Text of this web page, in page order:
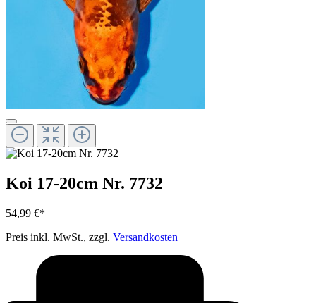
Koi 17-20cm Nr. 7732
54,99 €*
Preis inkl. MwSt., zzgl. Versandkosten